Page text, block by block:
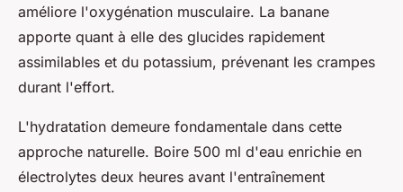
améliore l'oxygénation musculaire. La banane
apporte quant à elle des glucides rapidement
assimilables et du potassium, prévenant les crampes
durant l'effort.
L'hydratation demeure fondamentale dans cette
approche naturelle. Boire 500 ml d'eau enrichie en
électrolytes deux heures avant l'entraînement